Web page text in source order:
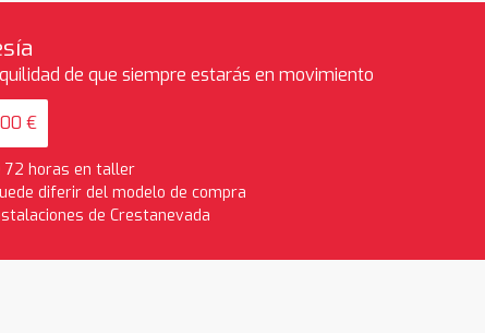
de que siempre estarás en movimiento
€
72 horas en taller
diferir del modelo de compra
de Crestanevada